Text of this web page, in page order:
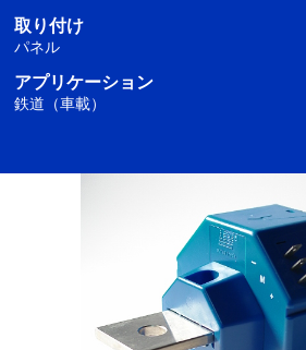
取り付け
パネル
アプリケーション
鉄道（車載）